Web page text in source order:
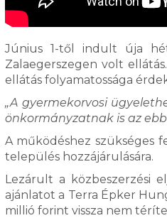
Június 1-től indult úja
Zalaegerszegen volt
ellátás folyamatossága
„A gyermekorvosi
önkormányzatnak is az
A működéshez szükséges
település hozzájárulására.
Lezárult a közbeszerzési
ajánlatot a Terra Épker
millió forint vissza nem